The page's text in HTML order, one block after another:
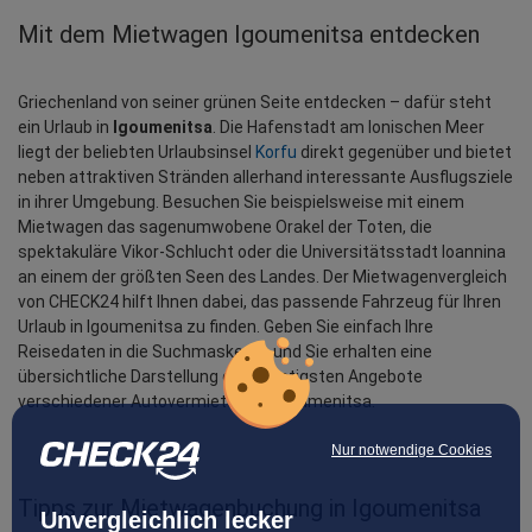
Nur notwendige Cookies
Unvergleichlich lecker
Mit dem Mietwagen Igoumenitsa entdecken
Griechenland von seiner grünen Seite entdecken – dafür steht
ein Urlaub in Igoumenitsa . Die Hafenstadt am Ionischen Meer
liegt der beliebten Urlaubsinsel Korfu direkt gegenüber und bietet
neben attraktiven Stränden allerhand interessante Ausflugsziele
in ihrer Umgebung. Besuchen Sie beispielsweise mit einem
Mietwagen das sagenumwobene Orakel der Toten, die
spektakuläre Vikor-Schlucht oder die Universitätsstadt Ioannina
an einem der größten Seen des Landes. Der Mietwagenvergleich
von CHECK24 hilft Ihnen dabei, das passende Fahrzeug für Ihren
Urlaub in Igoumenitsa zu finden. Geben Sie einfach Ihre
Reisedaten in die Suchmaske ein und Sie erhalten eine
übersichtliche Darstellung der günstigsten Angebote
verschiedener Autovermietung in Igoumenitsa.
Tipps zur Mietwagenbuchung in Igoumenitsa